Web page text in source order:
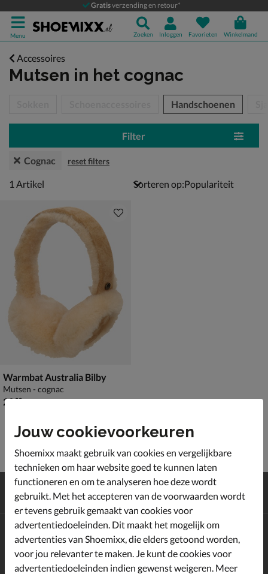
Gratisverzending en retour*
Menu Zoeken Inloggen Favorieten Winkelmand
Accessoires
Mutsen in het cognac
Handschoenen
Filter
Cognac reset filters
1 artikel
1 Artikel Sorteren op:
Warmbat Australia Bilby
Mutsen - cognac
€ 29,99
29,99
Gratisverzending en retour*
Achterafbetalen
Altijd op de hoogte zijn?
Schrijf je in voor de Shoemixx nieuwsbrief en ontvang €10,-
welkomstkorting!*
Jouw cookievoorkeuren
Shoemixx maakt gebruik van cookies en vergelijkbare
technieken om haar website goed te kunnen laten
functioneren en om te analyseren hoe deze wordt
gebruikt. Met het accepteren van de voorwaarden wordt
er tevens gebruik gemaakt van cookies voor
advertentiedoeleinden. Dit maakt het mogelijk om
advertenties van Shoemixx, die elders getoond worden,
voor jou relevanter te maken. Je kunt de cookies voor
advertentiedoeleinden indien gewenst weigeren. Meer